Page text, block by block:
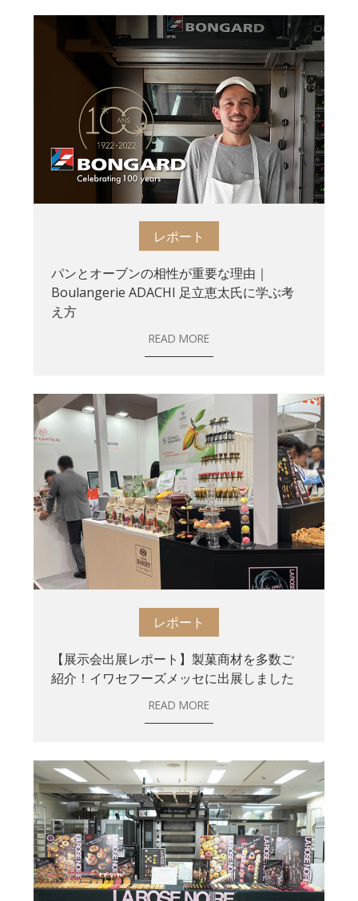
レポート
パンとオーブンの相性が重要な理由｜
Boulangerie ADACHI 足立恵太氏に学ぶ考
え方
READ MORE
レポート
【展示会出展レポート】製菓商材を多数ご
紹介！イワセフーズメッセに出展しました
READ MORE